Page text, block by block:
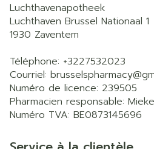
Luchthavenapotheek
Luchthaven Brussel Nationaal 1
1930 Zaventem
Téléphone: +3227532023
Courriel: brusselspharmacy@
Numéro de licence: 239505
Pharmacien responsable:
Numéro TVA: BE0873145696